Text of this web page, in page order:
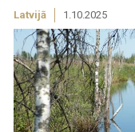
Latvijā 1.10.2025